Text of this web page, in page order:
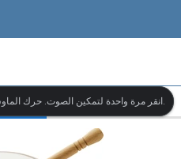
انقر مرة واحدة لتمكين الصوت. حرك الماوس فوق الكلمات والعبارات لسماع نطقها.